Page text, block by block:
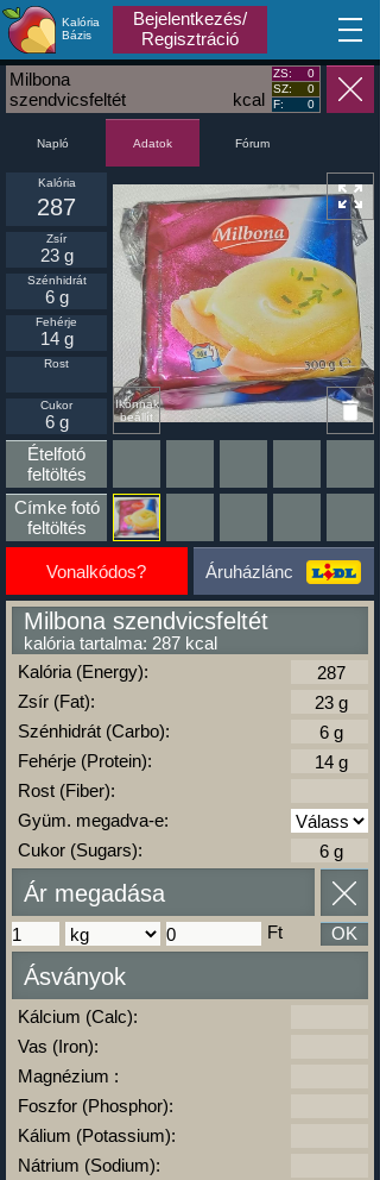
Kalória
Bázis
Bejelentkezés/
Regisztráció
MA
kcal
Milbona
szendvicsfeltét
ZS:
0
SZ:
0
F:
0
Napló Adatok Fórum
Ikonnak
beállít
Kalória
287
Zsír
23 g
Szénhidrát
6 g
Fehérje
14 g
Rost
Cukor
6 g
Ételfotó
feltöltés
Címke fotó
feltöltés
Vonalkódos? Áruházlánc
Milbona szendvicsfeltét
kalória tartalma: 287 kcal
Kalória (Energy):
Zsír (Fat):
Szénhidrát (Carbo):
Fehérje (Protein):
Rost (Fiber):
Gyüm. megadva-e:
Cukor (Sugars):
Ár megadása
Ft OK
Ásványok
Kálcium (Calc):
Vas (Iron):
Magnézium :
Foszfor (Phosphor):
Kálium (Potassium):
Nátrium (Sodium):